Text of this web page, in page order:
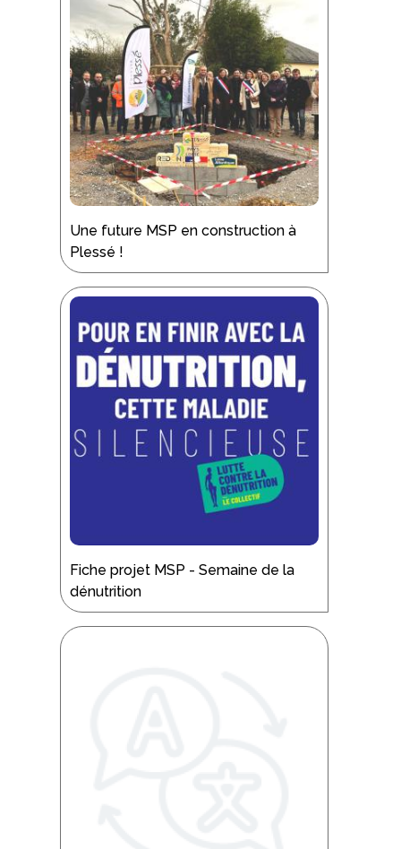
Une future MSP en construction à
Plessé !
Fiche projet MSP - Semaine de la
dénutrition